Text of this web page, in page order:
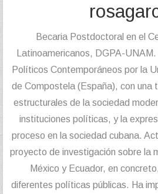
Becaria Postdoctoral en el
Latinoamericanos, DGPA-
Políticos Contemporáneos por la
de Compostela (España), con una
estructurales de la sociedad
instituciones políticas, y la
proceso en la sociedad cubana.
proyecto de investigación sobre la
México y Ecuador, en
diferentes políticas públicas. Ha